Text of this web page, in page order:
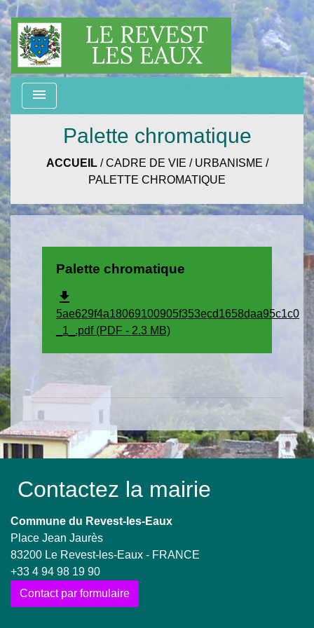
menu
Palette chromatique
ACCUEIL/CADRE DE VIE / URBANISME /
PALETTE CHROMATIQUE
Palette chromatique
file_download
5ae629f4a18069100905f353ecd1658daa95c1c0
_1_.pdf (PDF - 2.3 MB)
Contactez la mairie
Commune du Revest-les-Eaux
Place Jean Jaurès
83200 Le Revest-les-Eaux - FRANCE
+33 4 94 98 19 90
Contact par formulaire